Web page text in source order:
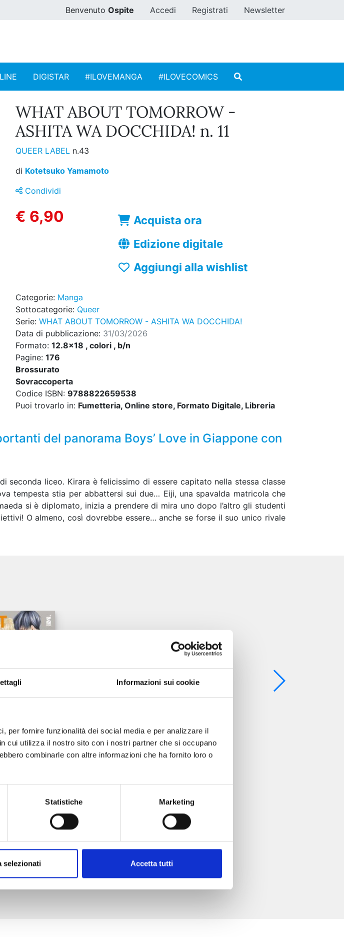
Informazioni sui cookie
per fornire funzionalità dei social media e per analizzare il
cui utilizza il nostro sito con i nostri partner che si occupano
combinarle con altre informazioni che ha fornito loro o
Statistiche Marketing
selezionati Accetta tutti
Benvenuto Ospite Accedi Registrati Newsletter
DIGISTAR #ILOVEMANGA #ILOVECOMICS
WHAT ABOUT TOMORROW -
ASHITA WA DOCCHIDA! n. 11
QUEER LABEL n.43
di Kotetsuko Yamamoto
Condividi
€ 6,90
Acquista ora
Edizione digitale
Aggiungi alla wishlist
Categorie: Manga
Sottocategorie: Queer
Serie: WHAT ABOUT TOMORROW - ASHITA WA DOCCHIDA!
Data di pubblicazione: 31/03/2026
Formato: 12.8x18 , colori , b/n
Pagine: 176
Brossurato
Sovraccoperta
Codice ISBN: 9788822659538
Puoi trovarlo in: Fumetteria, Online store, Formato Digitale, Libreria
del panorama Boys’ Love in Giappone con
liceo. Kirara è felicissimo di essere capitato nella stessa classe
tempesta stia per abbattersi sui due… Eiji, una spavalda matricola che
si è diplomato, inizia a prendere di mira uno dopo l’altro gli studenti
O almeno, così dovrebbe essere… anche se forse il suo unico rivale
ASHITA WA DOCCHIDA! n. 10
tutto